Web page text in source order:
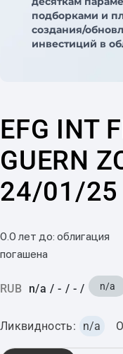
подборками и
создания/
инвестиций в
EFG INT
GUERN
24/01/25
0.0 лет до: облигация
погашена
RUB n/a / - / - / n/a
Ликвидность: n/a